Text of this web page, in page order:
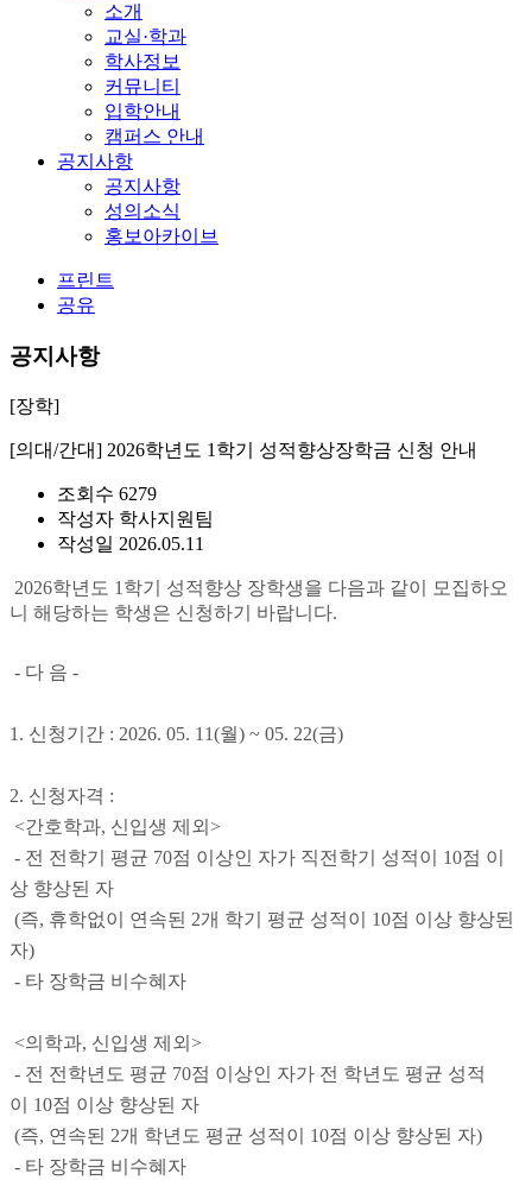
소개
교실·학과
학사정보
커뮤니티
입학안내
캠퍼스 안내
공지사항
공지사항
성의소식
홍보아카이브
프린트
공유
공지사항
[장학]
[의대/간대] 2026학년도 1학기 성적향상장학금 신청 안내
조회수 6279
작성자 학사지원팀
작성일 2026.05.11
2026학년도 1 학기 성적향상 장학생을 다음과 같이 모집하오
니 해당하는 학생은 신청하기 바랍니다.
- 다 음 -
1. 신청기간 : 2026. 05. 11(월) ~ 05. 22(금)
2. 신청자격 :
<간호학과, 신입생 제외 >
- 전 전학기 평균 70점 이상인 자가 직전학기 성적이 10점 이
상 향상된 자
(즉, 휴학없이 연속된 2개 학기 평균 성적이 10점 이상 향상된
자)
- 타 장학금 비수혜자
<의학과, 신입생 제외 >
- 전 전학년도 평균 70점 이상인 자가 전 학년도 평균 성적
이 10점 이상 향상된 자
(즉, 연속된 2개 학년도 평균 성적이 10점 이상 향상된 자)
- 타 장학금 비수혜자